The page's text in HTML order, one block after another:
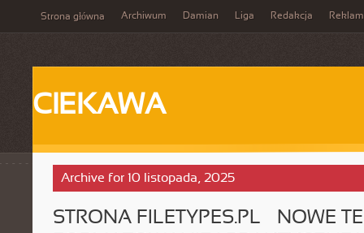
Strona główna Archiwum Damian Liga Redakcja
CIEKAWA
Archive for 10 listopada, 2025
STRONA FILETYPES.PL – NOWE